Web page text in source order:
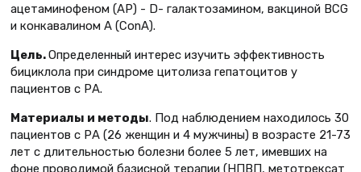
ацетаминофеном (АР) - D- галактозамином, вакциной BCG
и конкавалином А (СоnА).
Цель.Определенный интерес изучить эффективность
бициклола при синдроме цитолиза гепатоцитов у
пациентов с РА.
Материалы и методы. Под наблюдением находилось 30
пациентов с РА (26 женщин и 4 мужчины) в возрасте 21-73
лет с длительностью болезни более 5 лет, имевших на
фоне проводимой базисной терапии (НПВП, метотрексат